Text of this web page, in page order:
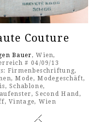
Couture
Bauer, Wien,
# 04/09/13
Firmenbeschriftung,
,Mode,Modegeschäft,
,Schablone,
,Second Hand,
,Vintage, Wien